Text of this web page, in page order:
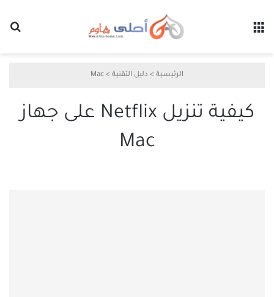
الرئيسية > دليل التقنية >
Mac
كيفية تنزيل Netflix على جهاز
Mac